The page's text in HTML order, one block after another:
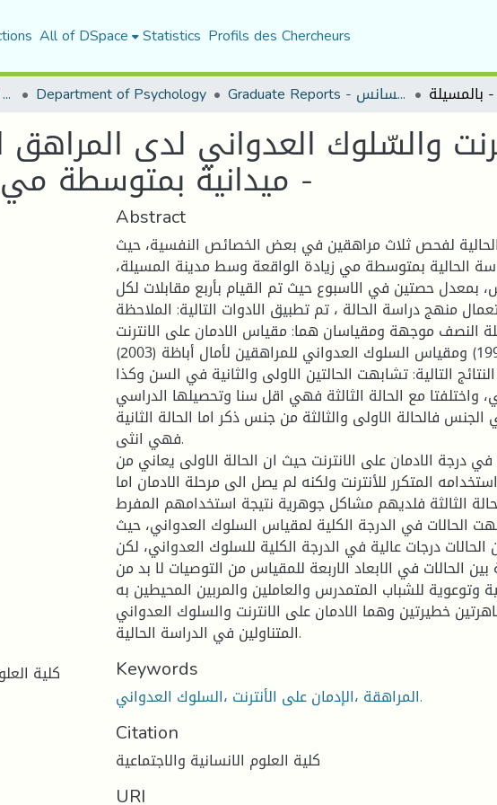
All of DSpace Statistics Profils des Chercheurs
Faculty of Humanities and Social Sciences Department of Psychology Graduate Reports - تقارير الليسانس
والسّلوك العدواني لدى
ميدانية بمتوسطة مي زيادة - بالمسيلة -
كلية
Abstract
لفحص ثلاث مراهقين في بعض الخصائص النفسية، حيث
الحالية بمتوسطة مي زيادة الواقعة وسط مدينة المسيلة،
بمعدل حصتين في الاسبوع حيث تم القيام بأربع مقابلات لكل
منهج دراسة الحالة ، تم تطبيق الادوات التالية: الملاحظة
النصف موجهة ومقياسان هما: مقياس الادمان على الانترنت
ليونغ (1998) ومقياس السلوك العدواني للمراهقين لأمال أباظة (2003)
التالية: تشابهت الحالتين الاولى والثانية في السن وكذا
واختلفتا مع الحالة الثالثة فهي اقل سنا وتحصيلها الدراسي
فالحالة الاولى والثالثة من جنس ذكر اما الحالة الثانية
فهي انثى.
في درجة الادمان على الانترنت حيث ان الحالة الاولى يعاني من
المتكرر للأنترنت ولكنه لم يصل الى مرحلة الادمان اما
الثالثة فلديهم مشاكل جوهرية نتيجة استخدامهم المفرط
الحالات في الدرجة الكلية لمقياس السلوك العدواني، حيث
درجات عالية في الدرجة الكلية للسلوك العدواني، لكن
بين الحالات في الابعاد الاربعة للمقياس من التوصيات لا بد من
وتوعوية للشباب المتمدرس والعاملين والمربين المحيطين به
خطيرتين وهما الادمان على الانترنت والسلوك العدواني
المتناولين في الدراسة الحالية.
Keywords
المراهقة ،الإدمان على الأنترنت ،السلوك العدواني.
Citation
كلية العلوم الانسانية والاجتماعية
URI